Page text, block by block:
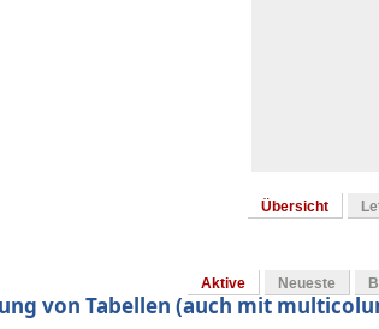
Übersicht
Aktive Neueste
von Tabellen (auch mit